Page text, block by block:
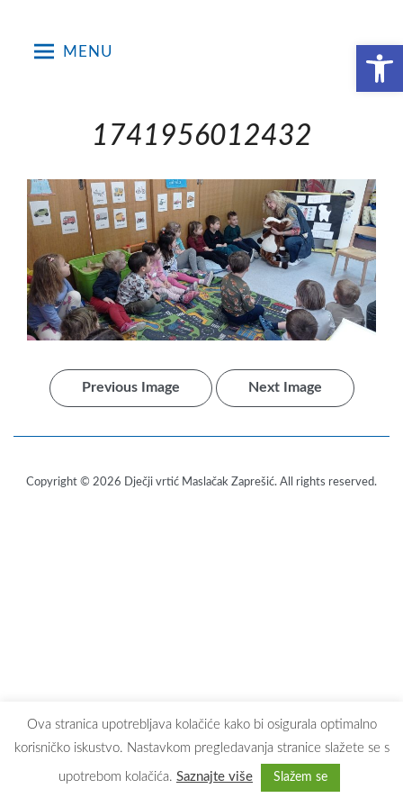
Open toolbar
MENU
1741956012432
Previous Image Next Image
Copyright © 2026 Dječji vrtić Maslačak Zaprešić. All rights reserved.
Ova stranica upotrebljava kolačiće kako bi osigurala optimalno
korisničko iskustvo. Nastavkom pregledavanja stranice slažete se s
upotrebom kolačića. Saznajte više Slažem se